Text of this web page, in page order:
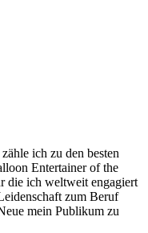
ich zu den besten
Entertainer of the
die ich weltweit engagiert
zum Beruf
mein Publikum zu